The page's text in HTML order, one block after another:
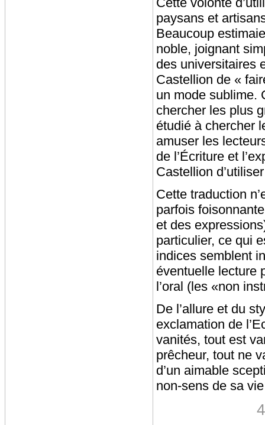
paysans et
Beaucoup
noble, joignant
des universitaires
Castellion de «
un mode sublime.
chercher les plus
étudié à chercher
amuser les
de l’Écriture et
Castellion
Cette traduction
parfois
et des
particulier, ce qui
indices semblent
éventuelle lecture
l’oral (les «non
De l’allure et du
exclamation de
vanités, tout est
prêcheur, tout ne
d’un aimable
non-sens de sa